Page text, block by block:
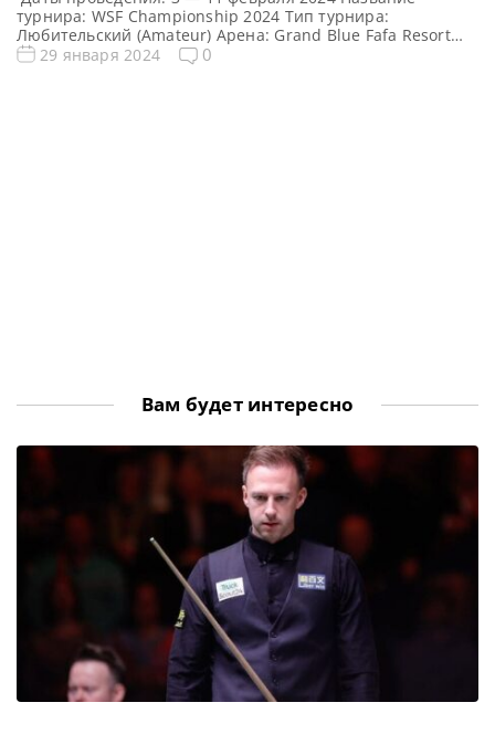
турнира: WSF Championship 2024 Тип турнира:
Любительский (Amateur) Арена: Grand Blue Fafa Resort
Место проведения (населенный пункт, город, страна):
29 января 2024 0
Вам будет интересно